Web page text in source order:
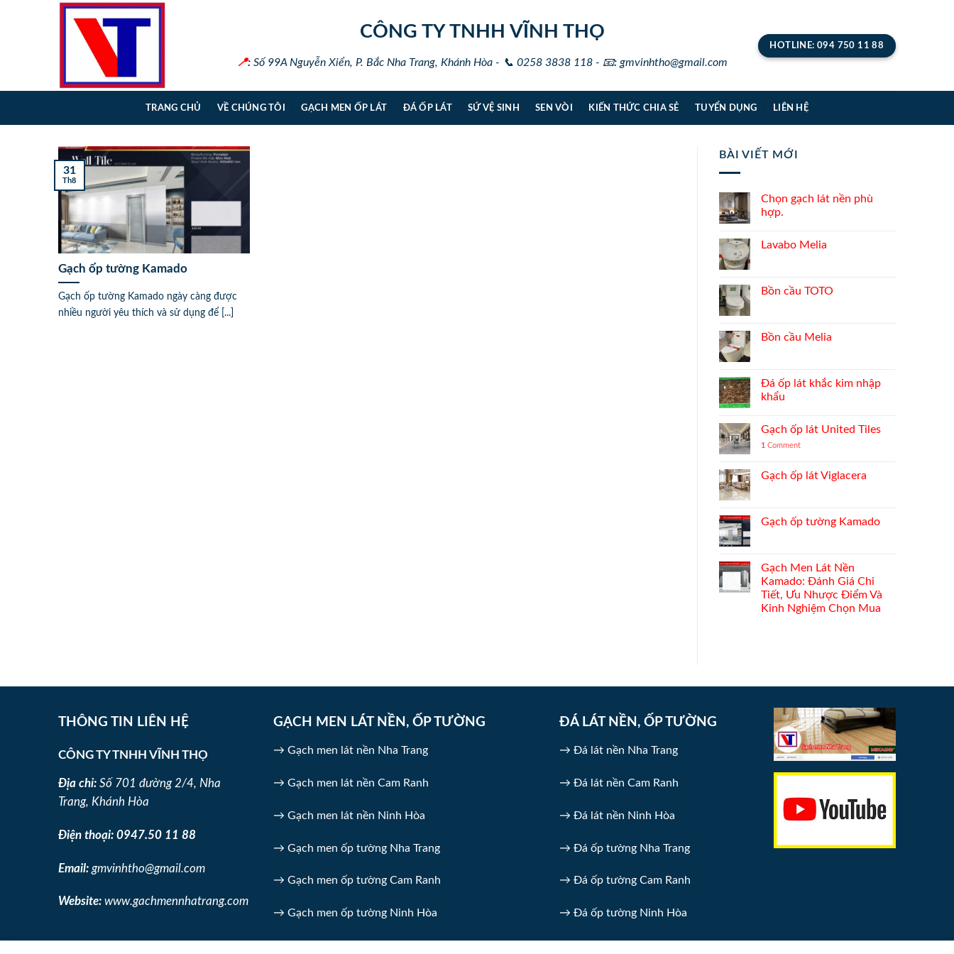
CÔNG TY TNHH VĨNH THỌ
📍: Số 99A Nguyễn Xiển, P. Bắc Nha Trang, Khánh Hòa - 📞 0258 3838 118 - 📧: gmvinhtho@gmail.com
HOTLINE: 094 750 11 88
TRANG CHỦ VỀ CHÚNG TÔI GẠCH MEN ỐP LÁT ĐÁ ỐP LÁT SỨ VỆ SINH SEN VÒI KIẾN THỨC CHIA SẺ TUYỂN DỤNG LIÊN HỆ
Gạch ốp tường Kamado
Gạch ốp tường Kamado ngày càng được
nhiều người yêu thích và sử dụng để [...]
31
Th8
BÀI VIẾT MỚI
Chọn gạch lát nền phù
hợp.
Lavabo Melia
Bồn cầu TOTO
Bồn cầu Melia
Đá ốp lát khắc kim nhập
khẩu
Gạch ốp lát United Tiles
1 Comment
Gạch ốp lát Viglacera
Gạch ốp tường Kamado
Gạch Men Lát Nền
Kamado: Đánh Giá Chi
Tiết, Ưu Nhược Điểm Và
Kinh Nghiệm Chọn Mua
THÔNG TIN LIÊN HỆ
CÔNG TY TNHH VĨNH THỌ
Địa chỉ: Số 701 đường 2/4, Nha
Trang, Khánh Hòa
Điện thoại: 0947.50 11 88
Email: gmvinhtho@gmail.com
Website: www.gachmennhatrang.com
GẠCH MEN LÁT NỀN, ỐP TƯỜNG
→ Gạch men lát nền Nha Trang
→ Gạch men lát nền Cam Ranh
→ Gạch men lát nền Ninh Hòa
→ Gạch men ốp tường Nha Trang
→ Gạch men ốp tường Cam Ranh
→ Gạch men ốp tường Ninh Hòa
ĐÁ LÁT NỀN, ỐP TƯỜNG
→ Đá lát nền Nha Trang
→ Đá lát nền Cam Ranh
→ Đá lát nền Ninh Hòa
→ Đá ốp tường Nha Trang
→ Đá ốp tường Cam Ranh
→ Đá ốp tường Ninh Hòa